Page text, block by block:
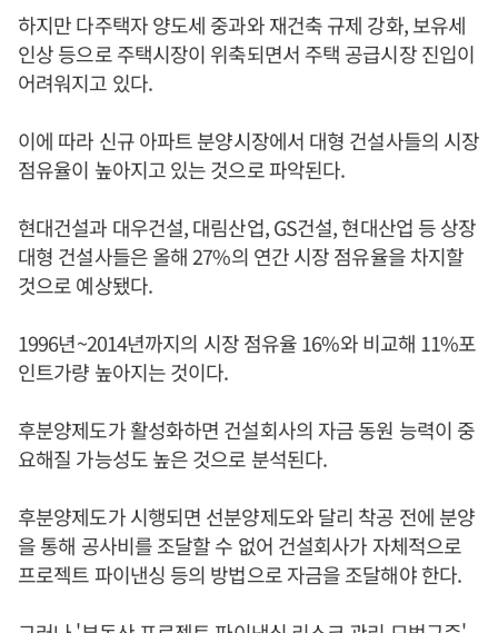
하지만 다주택자 양도세 중과와 재건축 규제 강화, 보유세
인상 등으로 주택시장이 위축되면서 주택 공급시장 진입이
어려워지고 있다.
이에 따라 신규 아파트 분양시장에서 대형 건설사들의 시장
점유율이 높아지고 있는 것으로 파악된다.
현대건설과 대우건설, 대림산업, GS건설, 현대산업 등 상장
대형 건설사들은 올해 27%의 연간 시장 점유율을 차지할
것으로 예상됐다.
1996년~2014년까지의 시장 점유율 16%와 비교해 11%포
인트가량 높아지는 것이다.
후분양제도가 활성화하면 건설회사의 자금 동원 능력이 중
요해질 가능성도 높은 것으로 분석된다.
후분양제도가 시행되면 선분양제도와 달리 착공 전에 분양
을 통해 공사비를 조달할 수 없어 건설회사가 자체적으로
프로젝트 파이낸싱 등의 방법으로 자금을 조달해야 한다.